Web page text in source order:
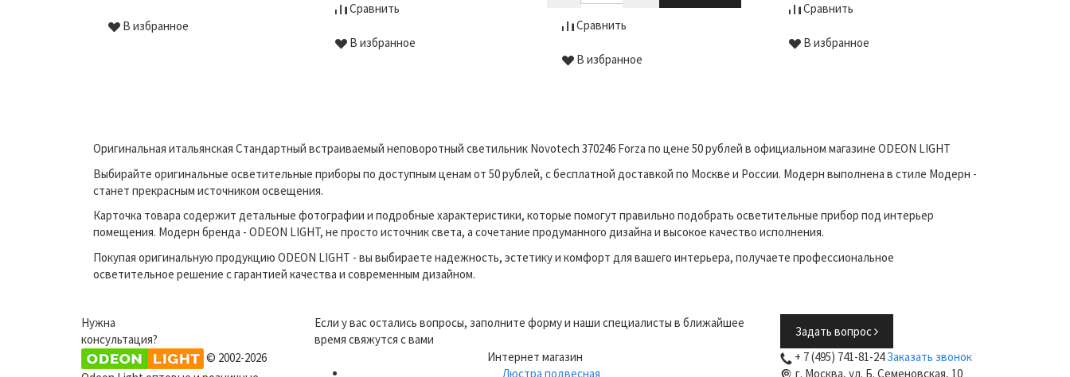
В избранное
Сравнить
В избранное
Сравнить
В избранное
Сравнить
В избранное
Оригинальная итальянская Стандартный встраиваемый неповоротный светильник Novotech 370246 Forza по цене 50 рублей в официальном магазине ODEON LIGHT
Выбирайте оригинальные осветительные приборы по доступным ценам от 50 рублей, с бесплатной доставкой по Москве и России. Модерн выполнена в стиле Модерн -
станет прекрасным источником освещения.
Карточка товара содержит детальные фотографии и подробные характеристики, которые помогут правильно подобрать осветительные прибор под интерьер
помещения. Модерн бренда - ODEON LIGHT, не просто источник света, а сочетание продуманного дизайна и высокое качество исполнения.
Покупая оригинальную продукцию ODEON LIGHT - вы выбираете надежность, эстетику и комфорт для вашего интерьера, получаете профессиональное
осветительное решение с гарантией качества и современным дизайном.
Нужна
консультация?
Если у вас остались вопросы, заполните форму и наши специалисты в ближайшее
время свяжутся с вами
Задать вопрос
© 2002-2026
Интернет магазин
Люстра подвесная
+ 7 (495) 741-81-24Заказать звонок
г. Москва, ул. Б. Семеновская, 10